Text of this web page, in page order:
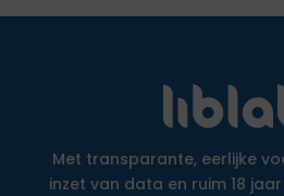
Met transparante, eerlijke
inzet van data en ruim 18